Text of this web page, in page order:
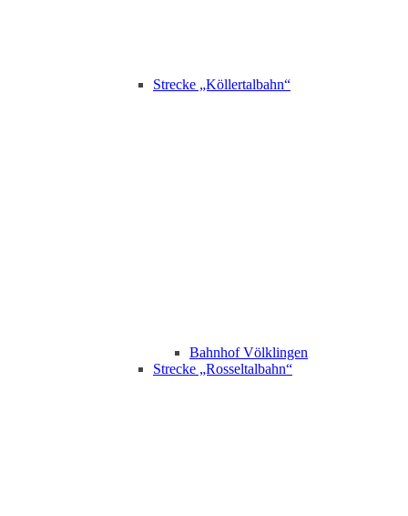
Strecke „Köllertalbahn“
Bahnhof Völklingen
Strecke „Rosseltalbahn“